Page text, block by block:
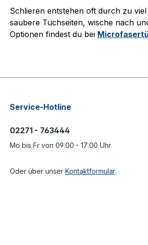
Schlieren entstehen oft durch zu
saubere Tuchseiten, wische nach
Optionen findest du bei
Service-Hotline
02271 - 763444
Mo bis Fr von 09:00 - 17:00 Uhr
Oder über unser Kontaktformular.